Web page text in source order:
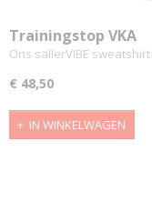
Trainingstop VKA
Ons sallerVIBE
€ 48,50
IN WINKELWAGEN